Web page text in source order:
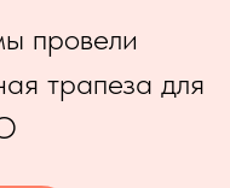
провели
трапеза для